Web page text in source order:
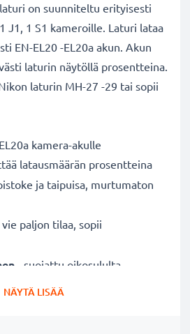
laturi on suunniteltu erityisesti
J1, 1 S1 kameroille. Laturi lataa
EN-EL20 -EL20a akun. Akun
laturin näytöllä prosentteina.
laturin MH-27 -29 tai sopii
kamera-akulle
latausmäärän prosentteina
ja taipuisa, murtumaton
paljon tilaa, sopii
- suojattu oikosululta,
ylijännitteeltä
NÄYTÄ LISÄÄ